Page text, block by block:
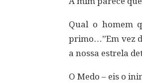
Qual o homem
primo…”Em vez
a nossa estrela
O Medo – eis o